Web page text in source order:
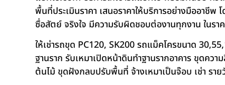
พื้นที่ประเมินราคา เสนอราคาให้บริการอย่างมืออาชี
ซื่อสัตย์ จริงใจ มีความรับผิดชอบต่องานทุกงาน ในรา
ให้เช่ารถขุด PC120, SK200 รถแม็คโครขนาด
ฐานราก รับเหมาเปิดหน้าดินทำฐานรากอาคาร ขุดค
ต้นไม้ ขุดฝังกลบปรับพื้นที่ จ้างเหมาเป็นจ๊อบ เช่า ราย